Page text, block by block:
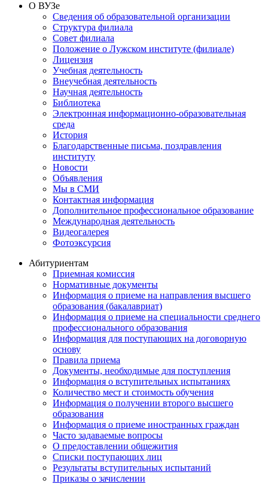
О ВУЗе
Сведения об образовательной организации
Структура филиала
Совет филиала
Положение о Лужском институте (филиале)
Лицензия
Учебная деятельность
Внеучебная деятельность
Научная деятельность
Библиотека
Электронная информационно-образовательная
среда
История
Благодарственные письма, поздравления
институту
Новости
Объявления
Мы в СМИ
Контактная информация
Дополнительное профессиональное образование
Международная деятельность
Видеогалерея
Фотоэксурсия
Абитуриентам
Приемная комиссия
Нормативные документы
Информация о приеме на направления высшего
образования (бакалавриат)
Информация о приеме на специальности среднего
профессионального образования
Информация для поступающих на договорную
основу
Правила приема
Документы, необходимые для поступления
Информация о вступительных испытаниях
Количество мест и стоимость обучения
Информация о получении второго высшего
образования
Информация о приеме иностранных граждан
Часто задаваемые вопросы
О предоставлении общежития
Списки поступающих лиц
Результаты вступительных испытаний
Приказы о зачислении